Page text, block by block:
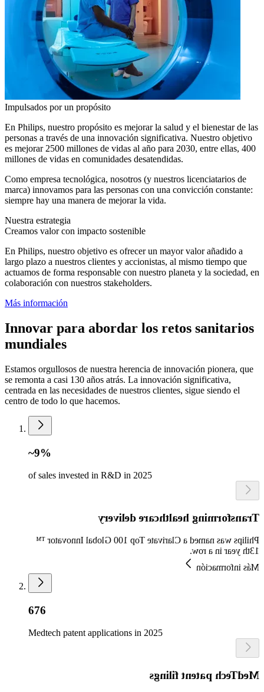
Impulsados por un propósito
En Philips, nuestro propósito es mejorar la salud y el bienestar de las
personas a través de una innovación significativa. Nuestro objetivo
es mejorar 2500 millones de vidas al año para 2030, entre ellas, 400
millones de vidas en comunidades desatendidas.
Como empresa tecnológica, nosotros (y nuestros licenciatarios de
marca) innovamos para las personas con una convicción constante:
siempre hay una manera de mejorar la vida.
Nuestra estrategia
Creamos valor con impacto sostenible
En Philips, nuestro objetivo es ofrecer un mayor valor añadido a
largo plazo a nuestros clientes y accionistas, al mismo tiempo que
actuamos de forma responsable con nuestro planeta y la sociedad, en
colaboración con nuestros stakeholders.
Más información
Innovar para abordar los retos sanitarios
mundiales
Estamos orgullosos de nuestra herencia de innovación pionera, que
se remonta a casi 130 años atrás. La innovación significativa,
centrada en las necesidades de nuestros clientes, sigue siendo el
centro de todo lo que hacemos.
~9%
of sales invested in R&D in 2025
Transforming healthcare delivery
Philips was named a Clarivate Top 100 Global Innovator ™
13th year in a row.
Más información
676
Medtech patent applications in 2025
MedTech patent filings